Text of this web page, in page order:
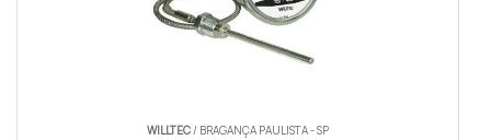
WILLTEC/ BRAGANÇA PAULISTA - SP